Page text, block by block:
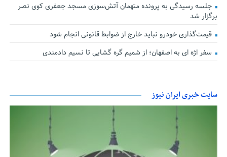
جلسه رسیدگی به پرونده متهمان آتش‌سوزی مسجد جعفری کوی نصر
برگزار شد
قیمت‌گذاری خودرو نباید خارج از ضوابط قانونی انجام شود
سفر اژه ای به اصفهان؛ از شمیم گره گشایی تا نسیم دادمندی
سایت خبری ایران نیوز